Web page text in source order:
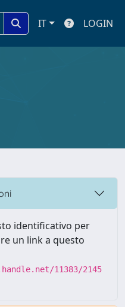
IT LOGIN
identificativo per
un link a questo
11383/2145